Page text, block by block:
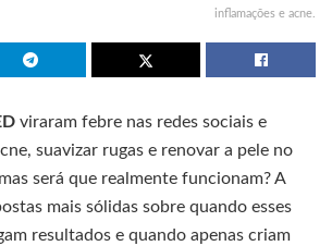
inflamações e acne.
viraram febre nas redes sociais e
suavizar rugas e renovar a pele no
será que realmente funcionam? A
mais sólidas sobre quando esses
resultados e quando apenas criam